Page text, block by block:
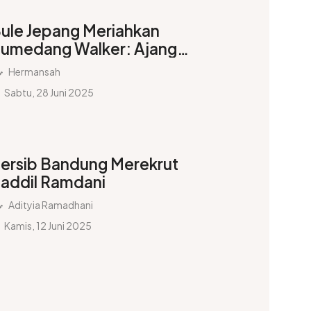
Jepang Meriahkan
Walker: Ajang
dan Penguat
Budaya
Hermansah
Sabtu, 28 Juni 2025
Bandung Merekrut
Ramdani
Adityia Ramadhani
Kamis, 12 Juni 2025